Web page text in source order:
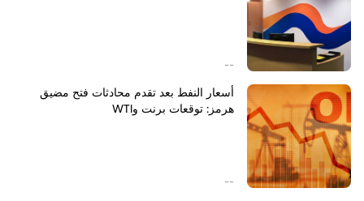
--
أسعار النفط بعد تقدم محادثات فتح مضيق
هرمز: توقعات برنت وWTI
--